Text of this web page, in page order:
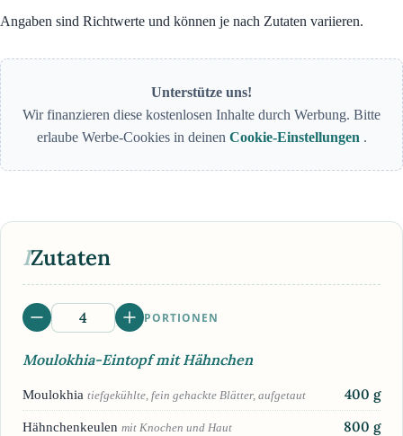
Angaben sind Richtwerte und können je nach Zutaten variieren.
Unterstütze uns!
Wir finanzieren diese kostenlosen Inhalte durch Werbung. Bitte
erlaube Werbe-Cookies in deinen Cookie-Einstellungen .
IZutaten
PORTIONEN
Moulokhia-Eintopf mit Hähnchen
Moulokhia tiefgekühlte, fein gehackte Blätter, aufgetaut 400 g
Hähnchenkeulen mit Knochen und Haut 800 g